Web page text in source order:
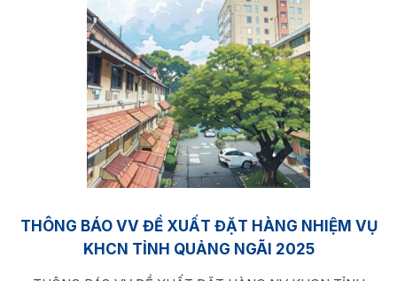
THÔNG BÁO VV ĐỀ XUẤT ĐẶT HÀNG NHIỆM VỤ
KHCN TỈNH QUẢNG NGÃI 2025